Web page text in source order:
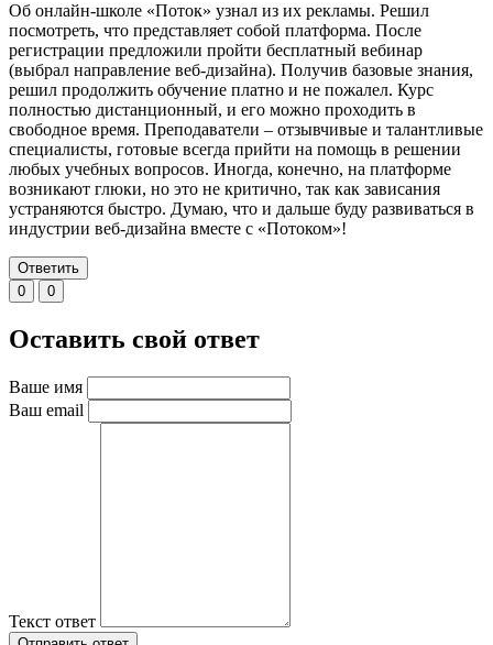
Об онлайн-школе «Поток» узнал из их рекламы. Решил
посмотреть, что представляет собой платформа. После
регистрации предложили пройти бесплатный вебинар
(выбрал направление веб-дизайна). Получив базовые знания,
решил продолжить обучение платно и не пожалел. Курс
полностью дистанционный, и его можно проходить в
свободное время. Преподаватели – отзывчивые и талантливые
специалисты, готовые всегда прийти на помощь в решении
любых учебных вопросов. Иногда, конечно, на платформе
возникают глюки, но это не критично, так как зависания
устраняются быстро. Думаю, что и дальше буду развиваться в
индустрии веб-дизайна вместе с «Потоком»!
Ответить
0
0
Оставить свой ответ
Ваше имя
Ваш email
Текст ответ